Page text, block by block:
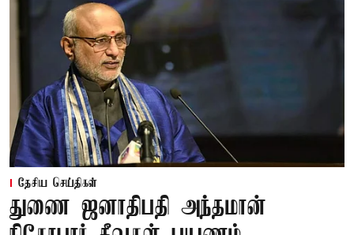
தேசிய செய்திகள்
துணை ஜனாதிபதி அந்தமான்